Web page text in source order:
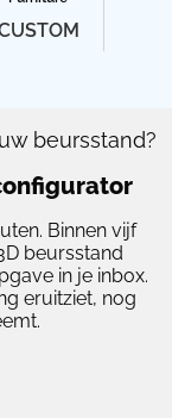
beursstand?
Binnen vijf
beursstand
in je inbox.
eruitziet, nog